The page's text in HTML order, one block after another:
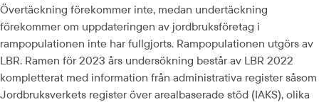
Övertäckning förekommer inte, medan undertäckning
förekommer om uppdateringen av jordbruksföretag i
rampopulationen inte har fullgjorts. Rampopulationen utgörs av
LBR. Ramen för 2023 års undersökning består av LBR 2022
kompletterat med information från administrativa register såsom
Jordbruksverkets register över arealbaserade stöd (IAKS), olika